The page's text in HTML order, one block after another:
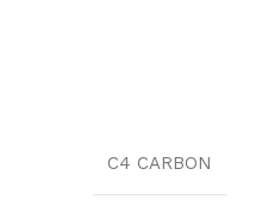
C4 CARBON